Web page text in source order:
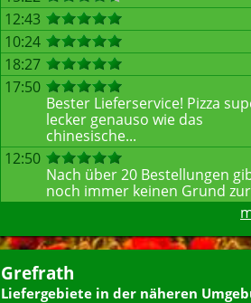
12:43
10:24
18:27
17:50
Bester Lieferservice! Pizza
lecker genauso wie das
chinesische...
12:50
Nach über 20 Bestellungen
noch immer keinen Grund
Grefrath
Liefergebiete in der näheren